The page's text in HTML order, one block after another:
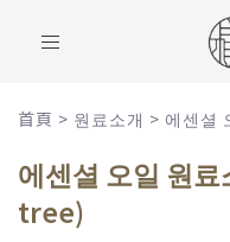
Toggle
首頁 > 원료소개 > 에센셜
에센셜 오일 원
tree)